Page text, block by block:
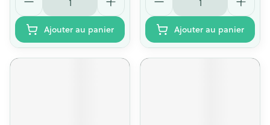
Ajouter au panier Ajouter au panier